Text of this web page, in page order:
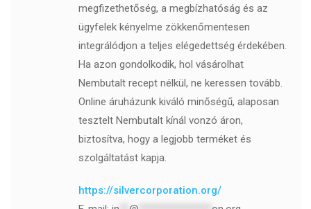
megfizethetőség, a megbízhatóság és az
ügyfelek kényelme zökkenőmentesen
integrálódjon a teljes elégedettség érdekében.
Ha azon gondolkodik, hol vásárolhat
Nembutalt recept nélkül, ne keressen tovább.
Online áruházunk kiváló minőségű, alaposan
tesztelt Nembutalt kínál vonzó áron,
biztosítva, hogy a legjobb terméket és
szolgáltatást kapja.
https://silvercorporation.org/